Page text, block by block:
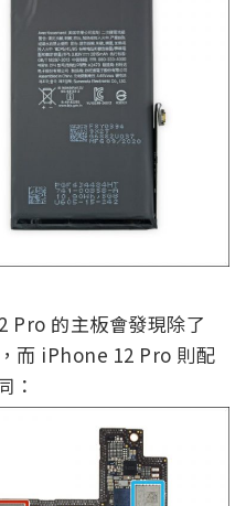
的主板會發現除了
而 iPhone 12 Pro 則配
：